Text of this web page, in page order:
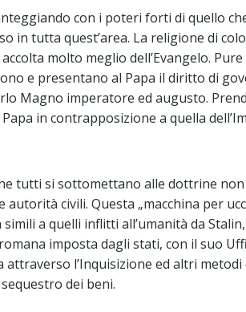
con i poteri forti di quello
in tutta quest’area. La religione di
molto meglio dell’Evangelo.
e presentano al Papa il diritto di
Magno imperatore ed augusto.
in contrapposizione a quella
tutti si sottomettano alle dottrine non
civili. Questa „macchina per
a quelli inflitti all’umanità da
imposta dagli stati, con il suo
l’Inquisizione ed altri
dei beni.